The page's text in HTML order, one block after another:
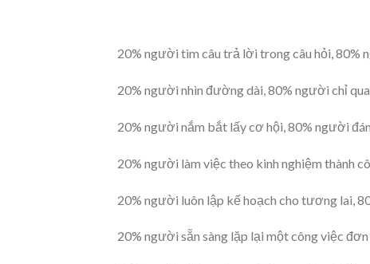
20% người tìm câu trả lời trong câu hỏi, 80%
20% người nhìn đường dài, 80% người chỉ
20% người nắm bắt lấy cơ hội, 80% người
20% người làm việc theo kinh nghiệm thành
20% người luôn lập kế hoạch cho tương lai,
20% người sẵn sàng lặp lại một công việc